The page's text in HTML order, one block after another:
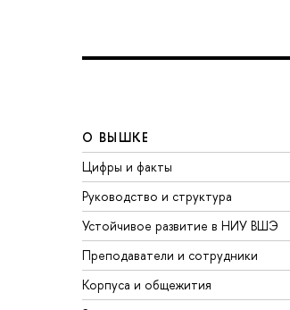
О ВЫШКЕ
Цифры и факты
Руководство и структура
Устойчивое развитие в НИУ ВШЭ
Преподаватели и сотрудники
Корпуса и общежития